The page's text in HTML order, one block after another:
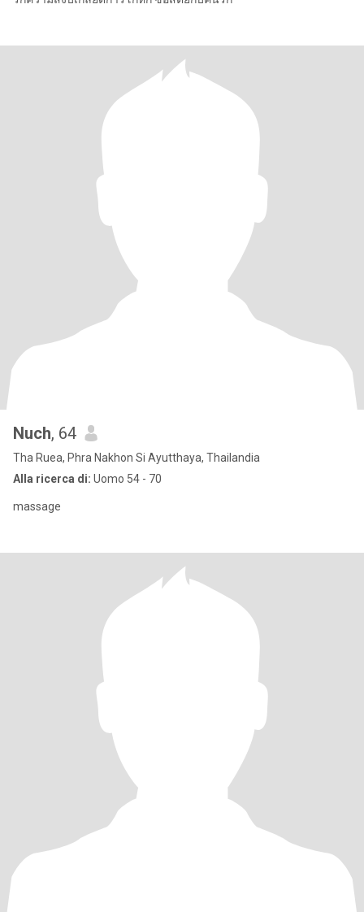
Nuch, 64
Tha Ruea, Phra Nakhon Si Ayutthaya, Thailandia
Alla ricerca di: Uomo 54 - 70
massage